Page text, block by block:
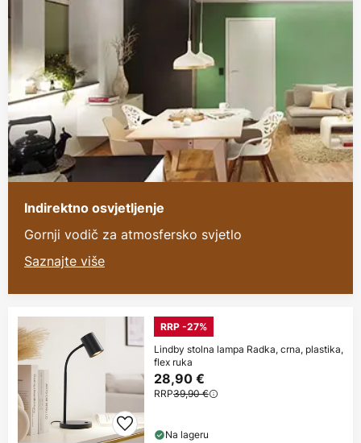
Indirektno osvjetljenje
Gornji vodič za atmosfersko svjetlo
Saznajte više
RRP -27%
Lindby stolna lampa Radka, crna, plastika,
flex ruka
28,90 €
RRP39,90 €
Na lageru